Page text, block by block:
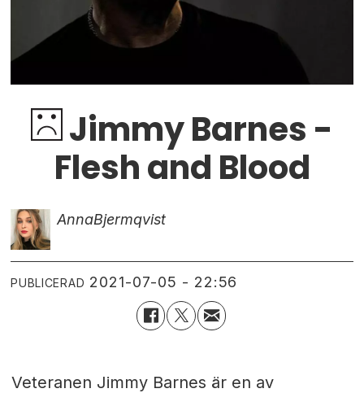
Jimmy Barnes -
Flesh and Blood
AnnaBjermqvist
PUBLICERAD 2021-07-05 - 22:56
Veteranen Jimmy Barnes är en av